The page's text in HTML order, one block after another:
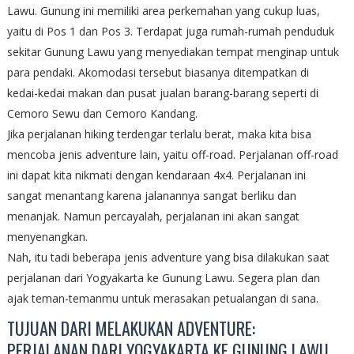
Lawu. Gunung ini memiliki area perkemahan yang cukup luas,
yaitu di Pos 1 dan Pos 3. Terdapat juga rumah-rumah penduduk
sekitar Gunung Lawu yang menyediakan tempat menginap untuk
para pendaki. Akomodasi tersebut biasanya ditempatkan di
kedai-kedai makan dan pusat jualan barang-barang seperti di
Cemoro Sewu dan Cemoro Kandang.
Jika perjalanan hiking terdengar terlalu berat, maka kita bisa
mencoba jenis adventure lain, yaitu off-road. Perjalanan off-road
ini dapat kita nikmati dengan kendaraan 4x4. Perjalanan ini
sangat menantang karena jalanannya sangat berliku dan
menanjak. Namun percayalah, perjalanan ini akan sangat
menyenangkan.
Nah, itu tadi beberapa jenis adventure yang bisa dilakukan saat
perjalanan dari Yogyakarta ke Gunung Lawu. Segera plan dan
ajak teman-temanmu untuk merasakan petualangan di sana.
TUJUAN DARI MELAKUKAN ADVENTURE: